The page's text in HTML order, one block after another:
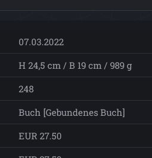
07.03.2022
H 24,5 cm / B 19 cm / 989 g
248
Buch [Gebundenes Buch]
EUR 27.50